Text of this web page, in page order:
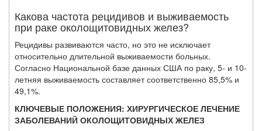
Какова частота рецидивов и выживаемость
при раке околощитовидных желез?
Рецидивы развиваются часто, но это не исключает
относительно длительной выживаемости больных.
Согласно Национальной базе данных США по раку, 5- и 10-
летняя выживаемость составляет соответственно 85,5% и
49,1%.
КЛЮЧЕВЫЕ ПОЛОЖЕНИЯ: ХИРУРГИЧЕСКОЕ ЛЕЧЕНИЕ
ЗАБОЛЕВАНИЙ ОКОЛОЩИТОВИДНЫХ ЖЕЛЕЗ